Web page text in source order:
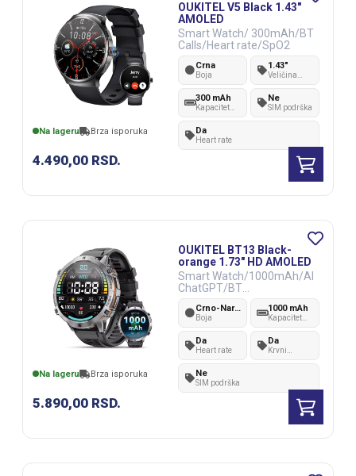
Na lageru Brza isporuka
4.490,00 RSD.
OUKITEL V5 Black 1.43"
AMOLED
Smart Watch/ 300mAh/BT
Calls/Heart rate/SpO2
Crna
Boja
1.43"
Veličina
300 mAh
Kapacitet
Ne
SIM podrška
Da
Heart rate
Na lageru Brza isporuka
5.890,00 RSD.
OUKITEL BT13 Black-
orange 1.73" HD AMOLED
Smart Watch/1000mAh/AI
ChatGPT/BT
Monitoring/Fitness
Crno-Narandžasta
Boja
1000 mAh
Kapacitet
Da
Heart rate
Da
Krvni
Ne
SIM podrška